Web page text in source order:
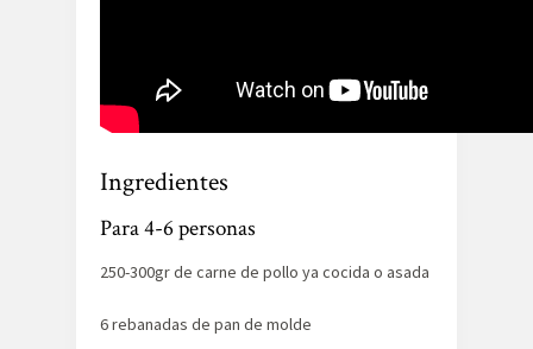
Ingredientes
Para 4-6 personas
250-300gr de carne de pollo ya cocida o asada
6 rebanadas de pan de molde